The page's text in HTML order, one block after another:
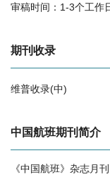
审稿时间：1-3个工作
期刊收录
维普收录(中)
相关提问
中国航班的影响因子
中国航班期刊简介
《中国航班》杂志月